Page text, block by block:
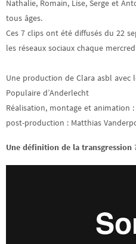
Nathalie, Romain, Lise, Serge et
tous âges.
Ces 7 clips ont été diffusés du 22
les réseaux sociaux chaque
Une production de Clara asbl avec
Populaire d’Anderlecht
Réalisation, montage et animation
post-production : Matthias
Une définition de la transgression